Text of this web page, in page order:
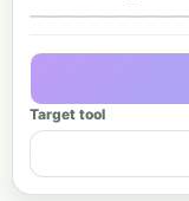
Target tool